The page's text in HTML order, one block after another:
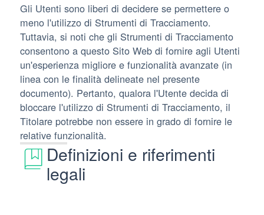
Gli Utenti sono liberi di decidere se permettere o
meno l'utilizzo di Strumenti di Tracciamento.
Tuttavia, si noti che gli Strumenti di Tracciamento
consentono a questo Sito Web di fornire agli Utenti
un'esperienza migliore e funzionalità avanzate (in
linea con le finalità delineate nel presente
documento). Pertanto, qualora l'Utente decida di
bloccare l'utilizzo di Strumenti di Tracciamento, il
Titolare potrebbe non essere in grado di fornire le
relative funzionalità.
Definizioni e riferimenti
legali